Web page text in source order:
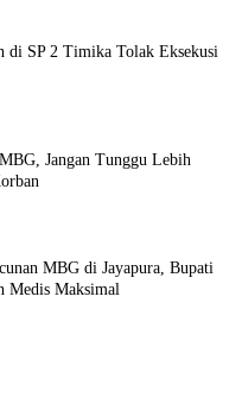
di SP 2 Timika Tolak Eksekusi
Jangan Tunggu Lebih
MBG di Jayapura, Bupati
Medis Maksimal